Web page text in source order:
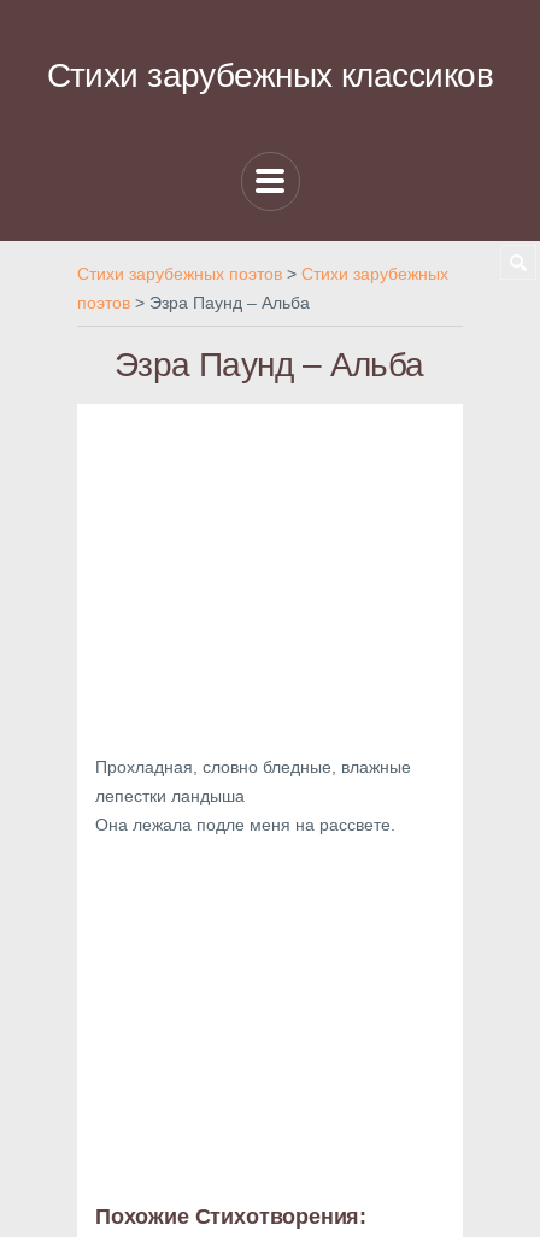
Стихи зарубежных классиков
Стихи зарубежных поэтов > Стихи зарубежных
поэтов > Эзра Паунд – Альба
Эзра Паунд – Альба
Прохладная, словно бледные, влажные
лепестки ландыша
Она лежала подле меня на рассвете.
Похожие Стихотворения: